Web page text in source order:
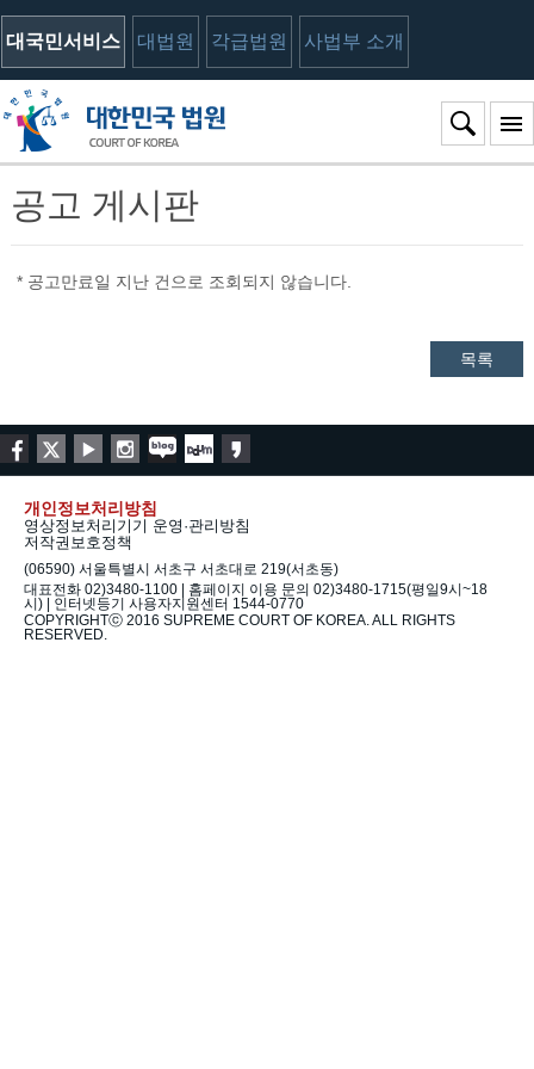
대국민서비스 대법원 각급법원 사법부 소개
공고 게시판
* 공고만료일 지난 건으로 조회되지 않습니다.
목록
개인정보처리방침
영상정보처리기기 운영·관리방침
저작권보호정책
(06590) 서울특별시 서초구 서초대로 219(서초동)
대표전화 02)3480-1100 | 홈페이지 이용 문의 02)3480-1715(평일9시~18
시) | 인터넷등기 사용자지원센터 1544-0770
COPYRIGHTⓒ 2016 SUPREME COURT OF KOREA. ALL RIGHTS
RESERVED.